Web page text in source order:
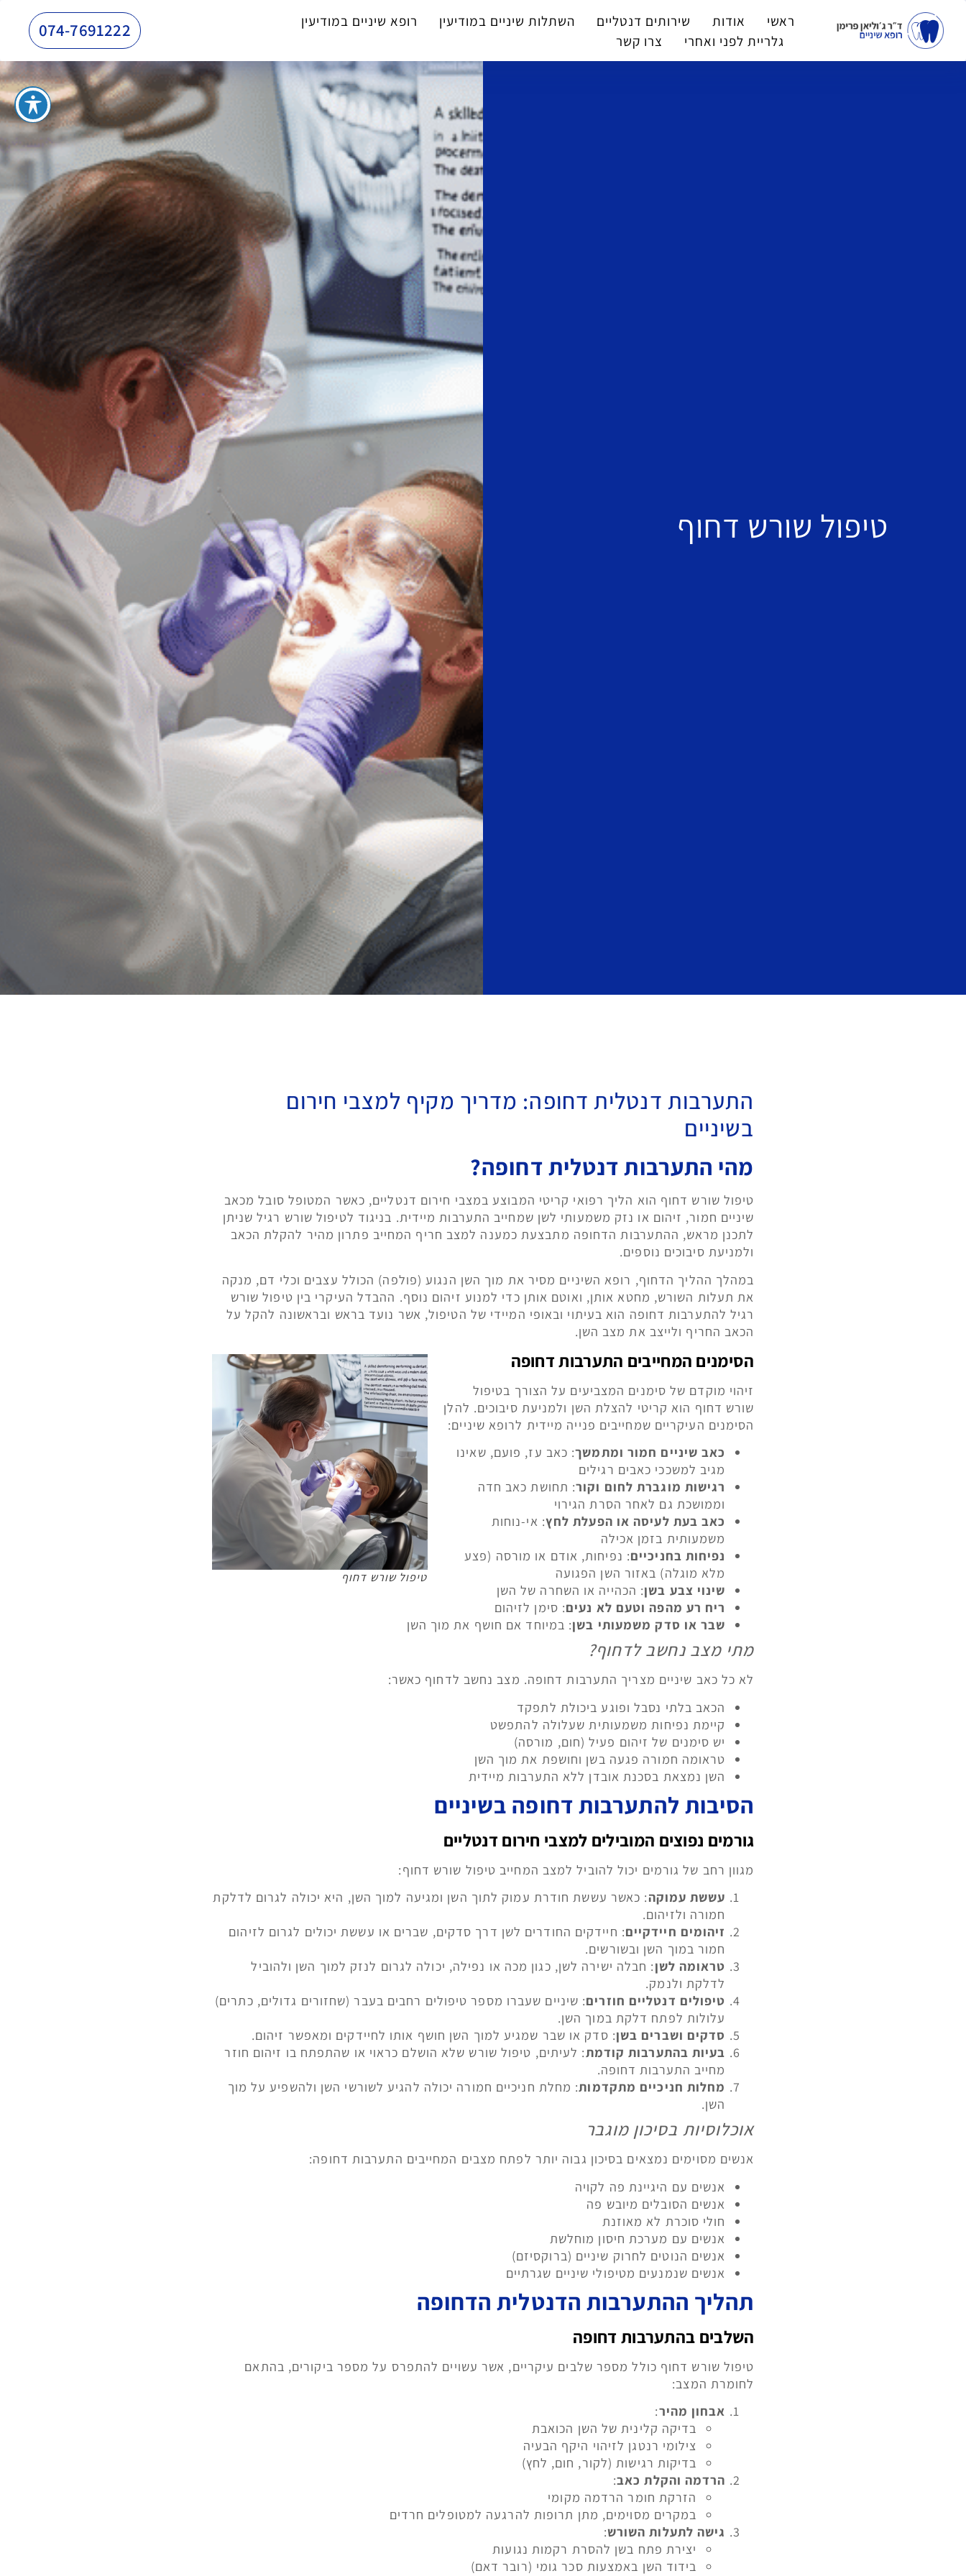
ראשי אודות שירותים דנטליים השתלות שיניים במודיעין
רופא שיניים במודיעין
גלריית לפני ואחרי
צרו קשר 074-7691222
טיפול שורש דחוף
התערבות דנטלית דחופה: מדריך מקיף למצבי חירום
בשיניים
מהי התערבות דנטלית דחופה?
טיפול שורש דחוף הוא הליך רפואי קריטי המבוצע במצבי חירום דנטליים, כאשר המטופל סובל מכאב
שיניים חמור, זיהום או נזק משמעותי לשן שמחייב התערבות מיידית. בניגוד לטיפול שורש רגיל שניתן
לתכנן מראש, ההתערבות הדחופה מתבצעת כמענה למצב חריף המחייב פתרון מהיר להקלת הכאב
ולמניעת סיבוכים נוספים.
במהלך ההליך הדחוף, רופא השיניים מסיר את מוך השן הנגוע (פולפה) הכולל עצבים וכלי דם, מנקה
את תעלות השורש, מחטא אותן, ואוטם אותן כדי למנוע זיהום נוסף. ההבדל העיקרי בין טיפול שורש
רגיל להתערבות דחופה הוא בעיתוי ובאופי המיידי של הטיפול, אשר נועד בראש ובראשונה להקל על
הכאב החריף ולייצב את מצב השן.
טיפול שורש דחוף
הסימנים המחייבים התערבות דחופה
זיהוי מוקדם של סימנים המצביעים על הצורך בטיפול
שורש דחוף הוא קריטי להצלת השן ולמניעת סיבוכים. להלן
הסימנים העיקריים שמחייבים פנייה מיידית לרופא שיניים:
כאב שיניים חמור ומתמשך: כאב עז, פועם, שאינו
מגיב למשככי כאבים רגילים
רגישות מוגברת לחום וקור: תחושת כאב חדה
וממושכת גם לאחר הסרת הגירוי
כאב בעת לעיסה או הפעלת לחץ: אי-נוחות
משמעותית בזמן אכילה
נפיחות בחניכיים: נפיחות, אודם או מורסה (פצע
מלא מוגלה) באזור השן הפגועה
שינוי צבע בשן: הכהייה או השחרה של השן
ריח רע מהפה וטעם לא נעים: סימן לזיהום
שבר או סדק משמעותי בשן: במיוחד אם חושף את מוך השן
מתי מצב נחשב לדחוף?
לא כל כאב שיניים מצריך התערבות דחופה. מצב נחשב לדחוף כאשר:
הכאב בלתי נסבל ופוגע ביכולת לתפקד
קיימת נפיחות משמעותית שעלולה להתפשט
יש סימנים של זיהום פעיל (חום, מורסה)
טראומה חמורה פגעה בשן וחושפת את מוך השן
השן נמצאת בסכנת אובדן ללא התערבות מיידית
הסיבות להתערבות דחופה בשיניים
גורמים נפוצים המובילים למצבי חירום דנטליים
מגוון רחב של גורמים יכול להוביל למצב המחייב טיפול שורש דחוף:
עששת עמוקה: כאשר עששת חודרת עמוק לתוך השן ומגיעה למוך השן, היא יכולה לגרום לדלקת
חמורה ולזיהום.
זיהומים חיידקיים: חיידקים החודרים לשן דרך סדקים, שברים או עששת יכולים לגרום לזיהום
חמור במוך השן ובשורשים.
טראומה לשן: חבלה ישירה לשן, כגון מכה או נפילה, יכולה לגרום לנזק למוך השן ולהוביל
לדלקת ולנמק.
טיפולים דנטליים חוזרים: שיניים שעברו מספר טיפולים רחבים בעבר (שחזורים גדולים, כתרים)
עלולות לפתח דלקת במוך השן.
סדקים ושברים בשן: סדק או שבר שמגיע למוך השן חושף אותו לחיידקים ומאפשר זיהום.
בעיות בהתערבות קודמת: לעיתים, טיפול שורש שלא הושלם כראוי או שהתפתח בו זיהום חוזר
מחייב התערבות דחופה.
מחלות חניכיים מתקדמות: מחלת חניכיים חמורה יכולה להגיע לשורשי השן ולהשפיע על מוך
השן.
אוכלוסיות בסיכון מוגבר
אנשים מסוימים נמצאים בסיכון גבוה יותר לפתח מצבים המחייבים התערבות דחופה:
אנשים עם היגיינת פה לקויה
אנשים הסובלים מיובש פה
חולי סוכרת לא מאוזנת
אנשים עם מערכת חיסון מוחלשת
אנשים הנוטים לחרוק שיניים (ברוקסיזם)
אנשים שנמנעים מטיפולי שיניים שגרתיים
תהליך ההתערבות הדנטלית הדחופה
השלבים בהתערבות דחופה
טיפול שורש דחוף כולל מספר שלבים עיקריים, אשר עשויים להתפרס על מספר ביקורים, בהתאם
לחומרת המצב:
אבחון מהיר:
בדיקה קלינית של השן הכואבת
צילומי רנטגן לזיהוי היקף הבעיה
בדיקות רגישות (לקור, חום, לחץ)
הרדמה והקלת כאב:
הזרקת חומר הרדמה מקומי
במקרים מסוימים, מתן תרופות להרגעה למטופלים חרדים
גישה לתעלות השורש:
יצירת פתח בשן להסרת רקמות נגועות
בידוד השן באמצעות סכר גומי (רובר דאם)